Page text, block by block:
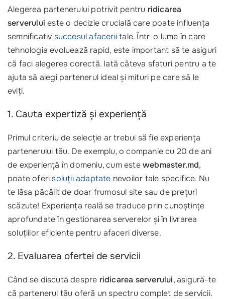
Alegerea partenerului potrivit pentru ridicarea
serverului este o decizie crucială care poate influența
semnificativ succesul afaceriitale. Într-o lume în care
tehnologia evoluează rapid, este important să te asiguri
că faci alegerea corectă. Iată câteva sfaturi pentru a te
ajuta să alegi partenerul ideal și mituri pe care să le
eviți.
1. Cauta expertiză și experiență
Primul criteriu de selecție ar trebui să fie experiența
partenerului tău. De exemplu, o companie cu 20 de ani
de experiență în domeniu, cum estewebmaster.md,
poate oferisoluții adaptate nevoilor tale specifice. Nu
te lăsa păcălit de doar frumosul site sau de prețuri
scăzute! Experiența reală se traduce prin cunoștințe
aprofundate în gestionarea serverelor și în livrarea
soluțiilor eficiente pentru afaceri diverse.
2. Evaluarea ofertei de servicii
Când se discută despre ridicarea serverului, asigură-te
că partenerul tău oferă un spectru complet de servicii.